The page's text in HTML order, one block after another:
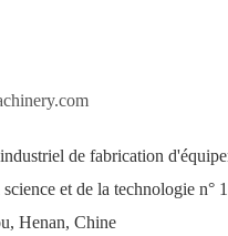
de fabrication
et de la technologie n°
Henan, Chine